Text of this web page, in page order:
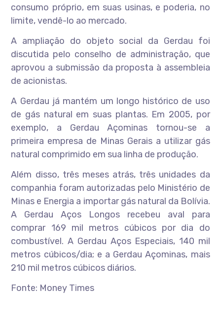
consumo próprio, em suas usinas, e poderia, no
limite, vendê-lo ao mercado.
A ampliação do objeto social da Gerdau foi
discutida pelo conselho de administração, que
aprovou a submissão da proposta à assembleia
de acionistas.
A Gerdau já mantém um longo histórico de uso
de gás natural em suas plantas. Em 2005, por
exemplo, a Gerdau Açominas tornou-se a
primeira empresa de Minas Gerais a utilizar gás
natural comprimido em sua linha de produção.
Além disso, três meses atrás, três unidades da
companhia foram autorizadas pelo Ministério de
Minas e Energia a importar gás natural da Bolívia.
A Gerdau Aços Longos recebeu aval para
comprar 169 mil metros cúbicos por dia do
combustível. A Gerdau Aços Especiais, 140 mil
metros cúbicos/dia; e a Gerdau Açominas, mais
210 mil metros cúbicos diários.
Fonte: Money Times